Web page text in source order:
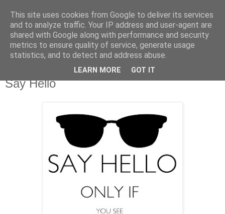
mardi 23 avril 2013
Say Hello
This site uses cookies from Google to deliver its services
and to analyze traffic. Your IP address and user-agent are
shared with Google along with performance and security
metrics to ensure quality of service, generate usage
statistics, and to detect and address abuse.
LEARN MORE GOT IT